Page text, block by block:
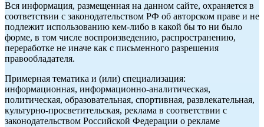
Вся информация, размещенная на данном сайте, охраняется в
соответствии с законодательством РФ об авторском праве и не
подлежит использованию кем-либо в какой бы то ни было
форме, в том числе воспроизведению, распространению,
переработке не иначе как с письменного разрешения
правообладателя.
Примерная тематика и (или) специализация:
информационная, информационно-аналитическая,
политическая, образовательная, спортивная, развлекательная,
культурно-просветительская, реклама в соответствии с
законодательством Российской Федерации о рекламе